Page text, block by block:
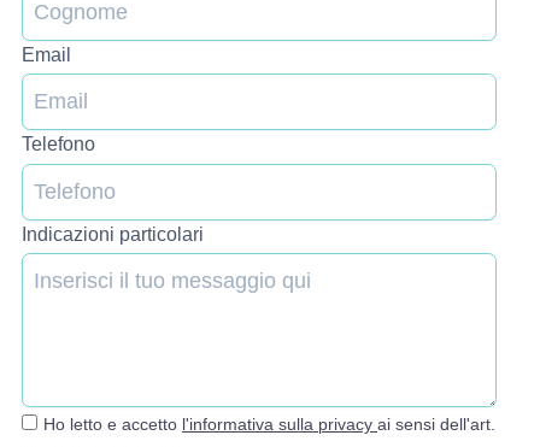
Email
Telefono
Indicazioni particolari
Ho letto e accetto l'informativa sulla privacy ai sensi dell'art.